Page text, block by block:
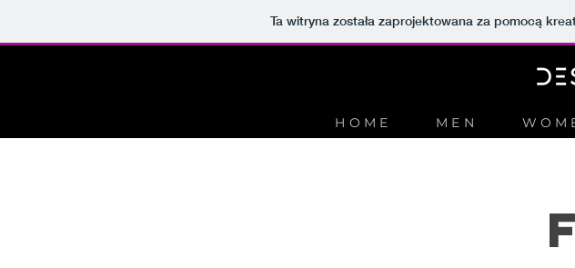
Ta witryna została zaprojektowana za pomocą
HOME MEN